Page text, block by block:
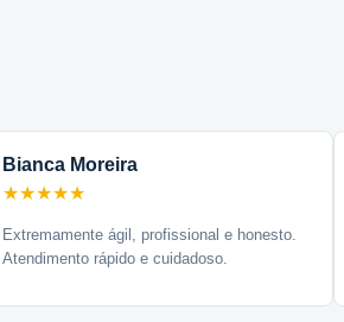
Bianca Moreira
★★★★★
Extremamente ágil, profissional e honesto.
Atendimento rápido e cuidadoso.